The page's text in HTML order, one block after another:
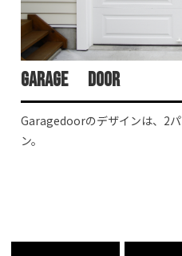
Garage door
Garagedoorのデザインは、2
ン。